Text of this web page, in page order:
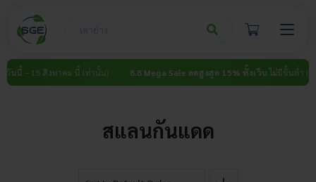
content
นี้ – 15 สิงหาคม นี้ เท่านั้น) 8.8 Mega Sale ลดสูงสุด 15% ทั้งเว็บไม่มีขั้นต่ำ (วันนี้
สแลนกันแดด